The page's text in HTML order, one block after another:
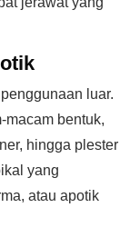
luar.
macam bentuk,
hingga plester
yang
atau apotik